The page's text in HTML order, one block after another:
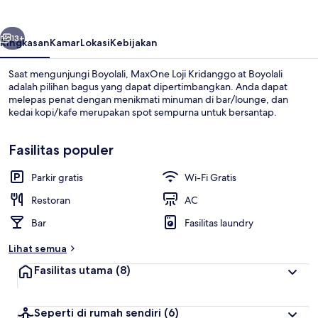
Restoran
Berikutnya
13+
RingkasanKamarLokasiKebijakan
Saat mengunjungi Boyolali, MaxOne Loji Kridanggo at Boyolali
adalah pilihan bagus yang dapat dipertimbangkan. Anda dapat
melepas penat dengan menikmati minuman di bar/lounge, dan
kedai kopi/kafe merupakan spot sempurna untuk bersantap.
Fasilitas populer
Parkir gratis
Wi-Fi Gratis
Restoran
AC
Bar
Fasilitas laundry
Lihat semua
Fasilitas utama (8)
Seperti di rumah sendiri (6)